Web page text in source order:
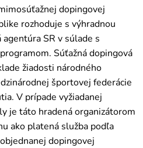
dopingovej
rozhoduje s výhradnou
SR v súlade s
Súťažná dopingová
žiadosti národného
športovej federácie
V prípade vyžiadanej
je táto hradená organizátorom
ako platená služba podľa
dopingovej